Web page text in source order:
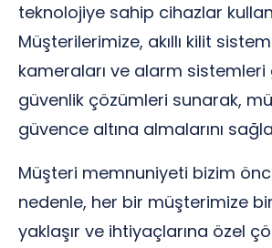
teknolojiye sahip cihazlar
Müşterilerimize, akıllı kilit
kameraları ve alarm sistemleri
güvenlik çözümleri sunarak,
güvence altına almalarını
Müşteri memnuniyeti bizim
nedenle, her bir müşterimize
yaklaşır ve ihtiyaçlarına özel